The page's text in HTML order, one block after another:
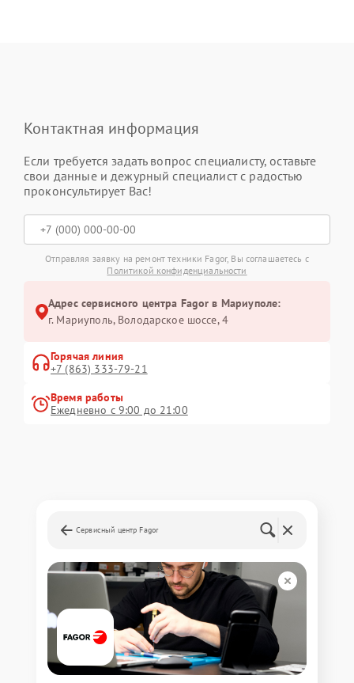
Контактная информация
Если требуется задать вопрос специалисту, оставьте
свои данные и дежурный специалист с радостью
проконсультирует Вас!
Отправляя заявку на ремонт техники Fagor, Вы соглашаетесь с
Политикой конфиденциальности
Адрес сервисного центра Fagor в Мариуполе:
г. Мариуполь, Володарское шоссе, 4
Горячая линия
+7 (863) 333-79-21
Время работы
Ежедневно с 9:00 до 21:00
Сервисный центр Fagor